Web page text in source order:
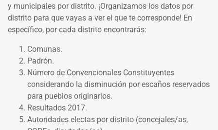
y municipales por distrito. ¡Organizamos los datos por
distrito para que vayas a ver el que te corresponde! En
específico, por cada distrito encontrarás:
Comunas.
Padrón.
Número de Convencionales Constituyentes
considerando la disminución por escaños reservados
para pueblos originarios.
Resultados 2017.
Autoridades electas por distrito (concejales/as,